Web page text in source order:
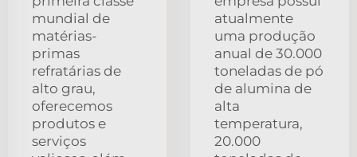
mundial de
matérias-
primas
refratárias de
alto grau,
oferecemos
produtos e
serviços
atualmente
uma produção
anual de 30.000
toneladas de pó
de alumina de
alta
temperatura,
20.000